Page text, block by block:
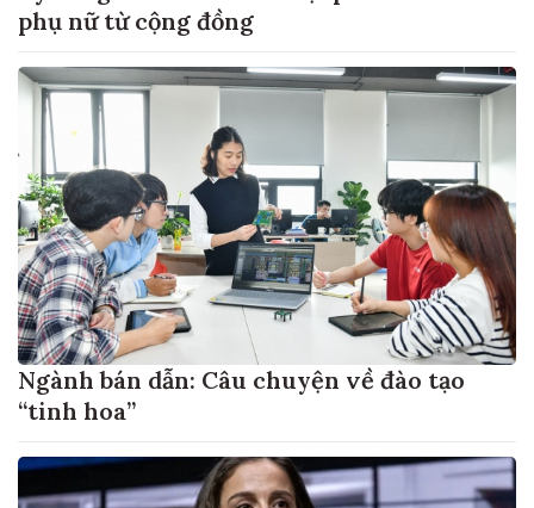
phụ nữ từ cộng đồng
Ngành bán dẫn: Câu chuyện về đào tạo
“tinh hoa”